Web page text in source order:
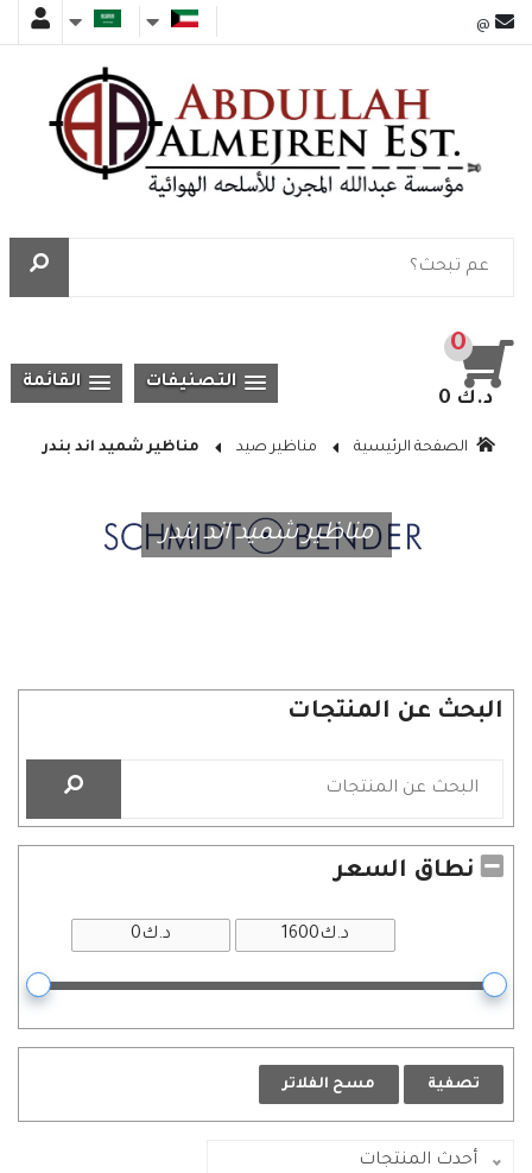
@
0
0 د.ك
القائمة التصنيفات
الصفحة الرئيسية مناظير صيد مناظير شميد اند بندر
مناظير شميد اند بندر
البحث عن المنتجات
نطاق السعر
تصفية مسح الفلاتر
أحدث المنتجات